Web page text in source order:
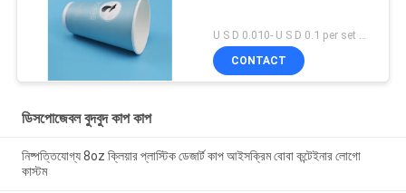
CONTACT
ডিসপোজেবল বুদবুদ কাপ কাপ
নিষ্পত্তিযোগ্য 8oz ক্লিয়ার প্লাস্টিক ডেজার্ট কাপ আইসক্রিম বোবা কন্টেইনার লোগো
কাস্টম